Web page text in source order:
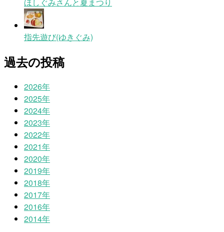
指先遊び(ゆきぐみ)
過去の投稿
2026年
2025年
2024年
2023年
2022年
2021年
2020年
2019年
2018年
2017年
2016年
2014年